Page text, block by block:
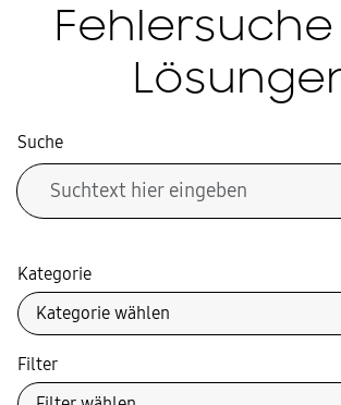
Suche
Kategorie
Filter